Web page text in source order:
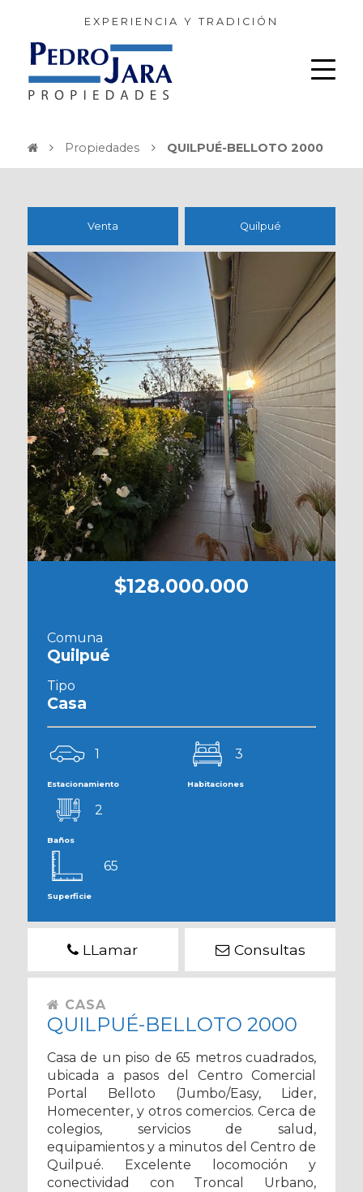
EXPERIENCIA Y TRADICIÓN
Propiedades QUILPUÉ-BELLOTO 2000
Venta Quilpué
$128.000.000
Comuna
Quilpué
Tipo
Casa
1
Estacionamiento
3
Habitaciones
2
Baños
65
Superficie
LLamar Consultas
CASA
QUILPUÉ-BELLOTO 2000
Casa de un piso de 65 metros cuadrados,
ubicada a pasos del Centro Comercial
Portal Belloto (Jumbo/Easy, Lider,
Homecenter, y otros comercios. Cerca de
colegios, servicios de salud,
equipamientos y a minutos del Centro de
Quilpué. Excelente locomoción y
conectividad con Troncal Urbano,